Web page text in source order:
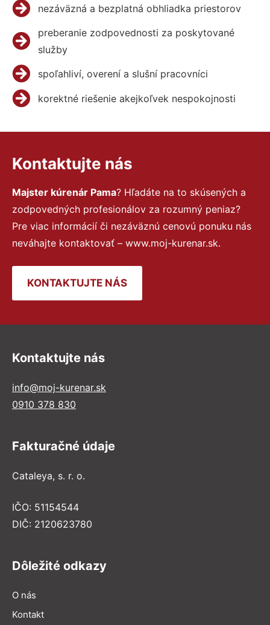
nezáväzná a bezplatná obhliadka priestorov
preberanie zodpovednosti za poskytované
služby
spoľahliví, overení a slušní pracovníci
korektné riešenie akejkoľvek nespokojnosti
Kontaktujte nás
Majster kúrenár Pama? Hľadáte na to skúsených a
zodpovedných profesionálov za rozumný peniaz?
Pre viac informácií či nezáväznú cenovú ponuku nás
neváhajte kontaktovať – www.moj-kurenar.sk.
KONTAKTUJTE NÁS
Kontaktujte nás
info@moj-kurenar.sk
0910 378 830
Fakturačné údaje
Cataleya, s. r. o.
IČO: 51154544
DIČ: 2120623780
Dôležité odkazy
O nás
Kontakt